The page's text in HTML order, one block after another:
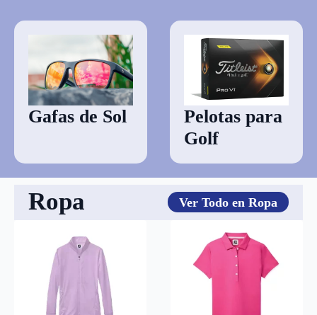
Gafas de Sol
Pelotas para
Golf
Ropa Ver Todo en Ropa